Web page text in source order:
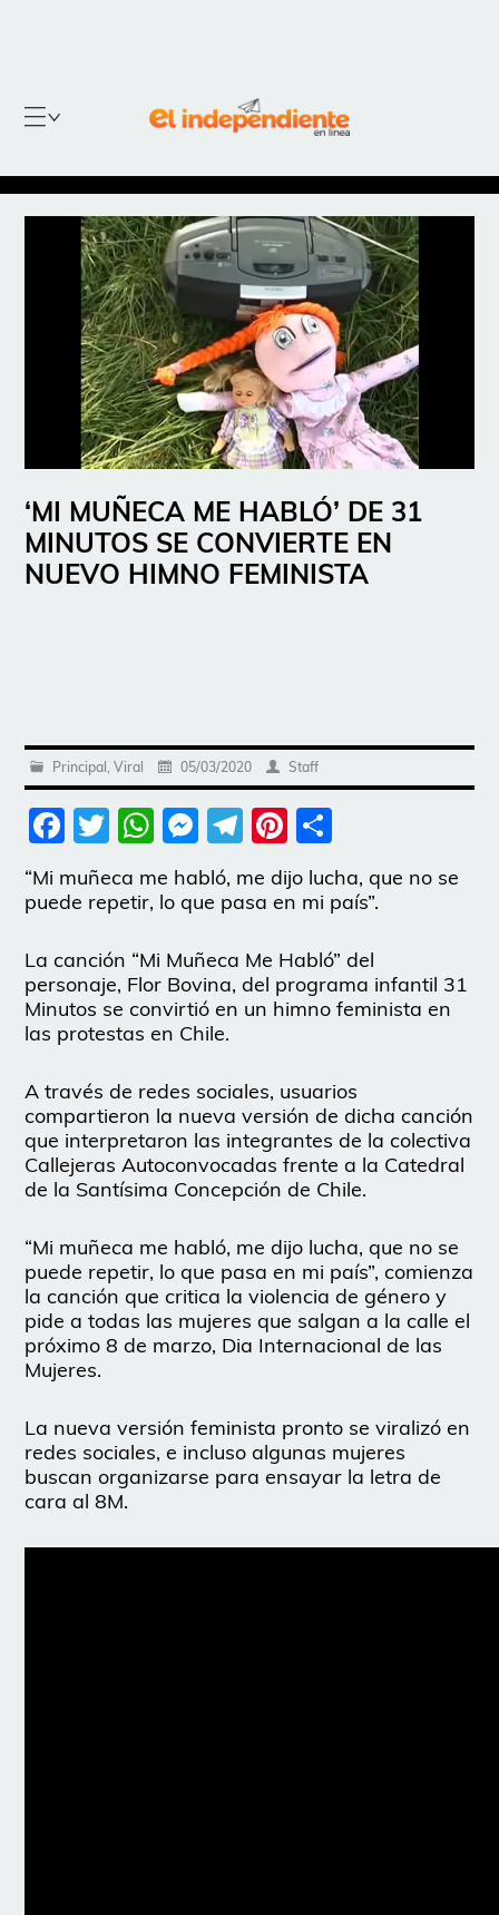
‘MI MUÑECA ME HABLÓ’ DE 31
MINUTOS SE CONVIERTE EN
NUEVO HIMNO FEMINISTA
Principal ,Viral 05/03/2020 Staff
Facebook
Twitter
WhatsApp
Messenger
Telegram
Pinterest
“Mi muñeca me habló, me dijo lucha, que no se
puede repetir, lo que pasa en mi país”.
La canción “Mi Muñeca Me Habló” del
personaje, Flor Bovina, del programa infantil 31
Minutos se convirtió en un himno feminista en
las protestas en Chile.
A través de redes sociales, usuarios
compartieron la nueva versión de dicha canción
que interpretaron las integrantes de la colectiva
Callejeras Autoconvocadas frente a la Catedral
de la Santísima Concepción de Chile.
“Mi muñeca me habló, me dijo lucha, que no se
puede repetir, lo que pasa en mi país”, comienza
la canción que critica la violencia de género y
pide a todas las mujeres que salgan a la calle el
próximo 8 de marzo, Dia Internacional de las
Mujeres.
La nueva versión feminista pronto se viralizó en
redes sociales, e incluso algunas mujeres
buscan organizarse para ensayar la letra de
cara al 8M.